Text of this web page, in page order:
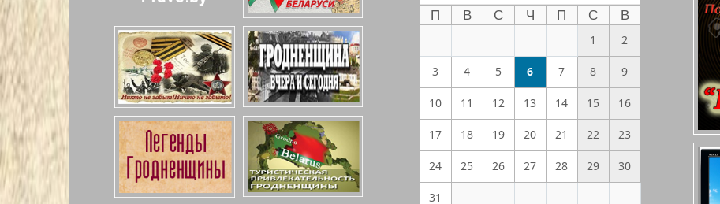
П В С Ч П С
В
1
2
3 4 5 6 7 8 9
10 11 12 13 14 15 16
17 18 19 20 21 22 23
24 25 26 27 28 29 30
31